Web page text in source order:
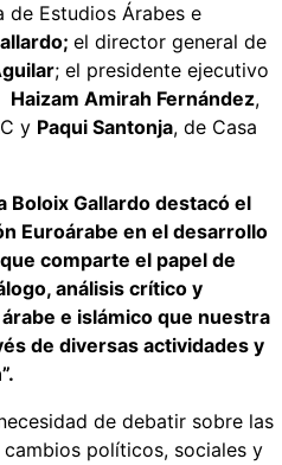
Estudios Árabes e
el director general de
; el presidente ejecutivo
Haizam Amirah Fernández,
y Paqui Santonja, de Casa
Boloix Gallardo destacó el
Euroárabe en el desarrollo
comparte el papel de
análisis crítico y
e islámico que nuestra
de diversas actividades y
de debatir sobre las
políticos, sociales y